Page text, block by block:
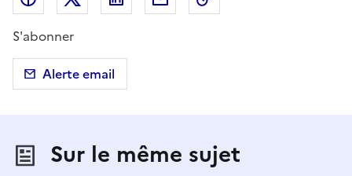
S'abonner
Alerte email
Sur le même sujet